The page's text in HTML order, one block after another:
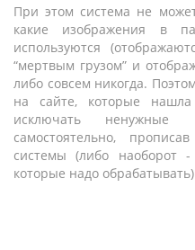
При этом система не
какие изображения в
используются
“мертвым грузом” и
либо совсем никогда.
на сайте, которые
исключать
самостоятельно,
системы (либо наоборот
которые надо